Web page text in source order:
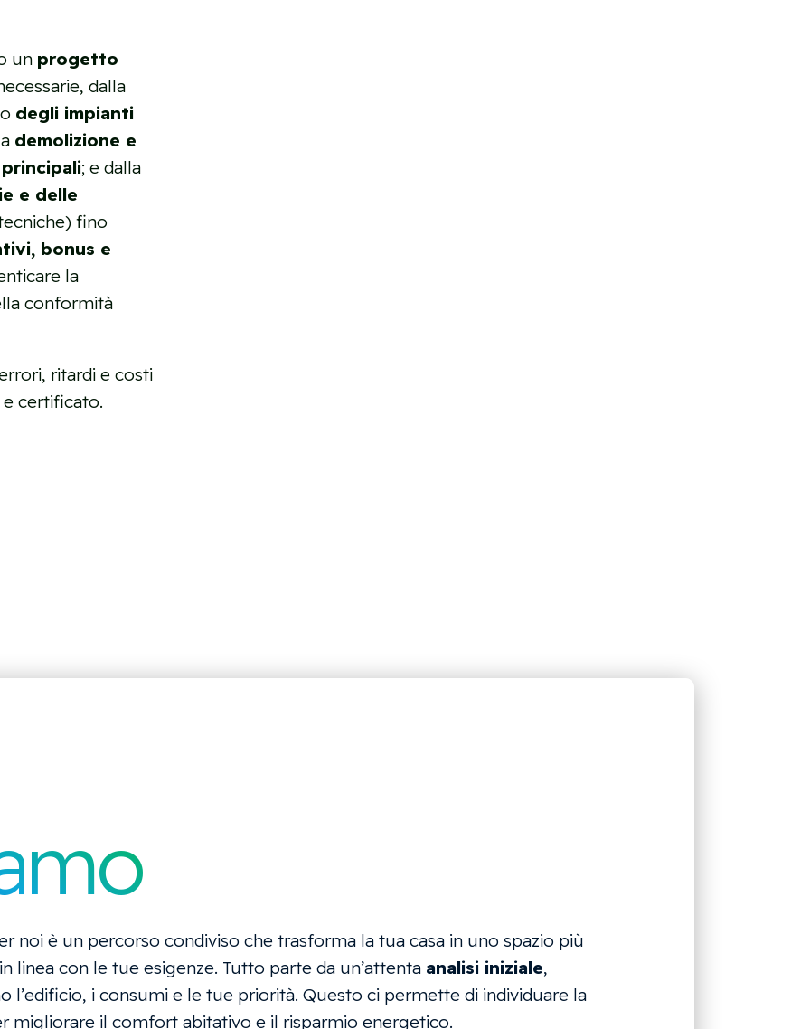
un progetto
dalla
degli impianti
demolizione e
; e dalla
e delle
fino
bonus e
la
conformità
ritardi e costi
certificato.
noi è un percorso condiviso che trasforma la tua casa in uno spazio più
linea con le tue esigenze. Tutto parte da un’attenta analisi iniziale,
l’edificio, i consumi e le tue priorità. Questo ci permette di individuare la
migliorare il comfort abitativo e il risparmio energetico.